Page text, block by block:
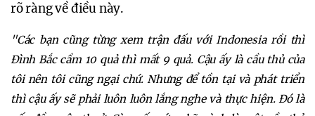
rõ ràng về điều này.
"Các bạn cũng từng xem trận đấu với Indonesia rồi thì
Đình Bắc cầm 10 quả thì mất 9 quả. Cậu ấy là cầu thủ của
tôi nên tôi cũng ngại chứ. Nhưng để tồn tại và phát triển
thì cậu ấy sẽ phải luôn luôn lắng nghe và thực hiện. Đó là